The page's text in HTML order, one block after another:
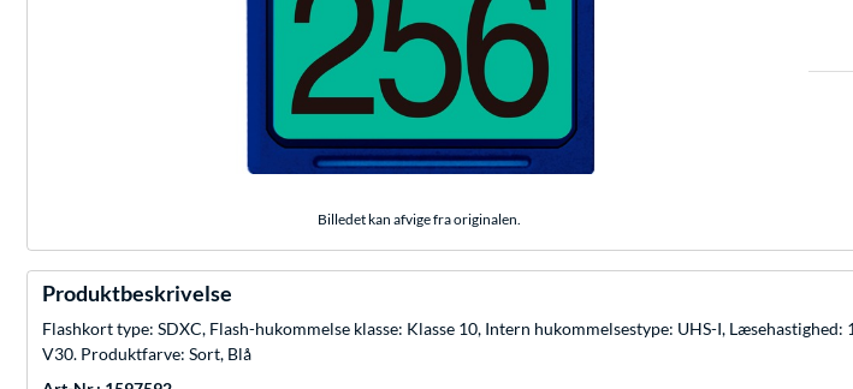
Billedet kan afvige fra originalen.
Produktbeskrivelse
Flashkort type: SDXC, Flash-hukommelse klasse: Klasse 10, Intern hukommelsestype: UHS-I,
V30. Produktfarve: Sort, Blå